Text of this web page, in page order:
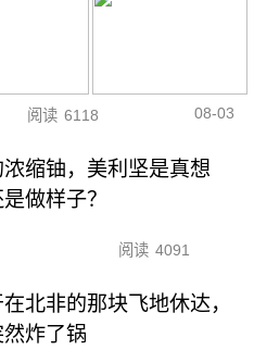
阅读 6118 08-03
缩铀，美利坚是真想
做样子？
阅读 4091
北非的那块飞地休达，
炸了锅